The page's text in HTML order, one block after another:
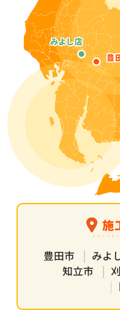
施
豊田市 みよ
知立市